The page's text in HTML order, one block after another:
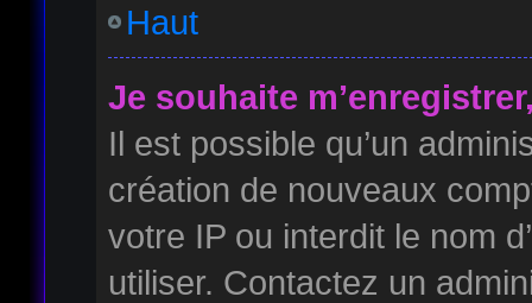
Haut
Je souhaite
Il est possible qu’un
création de nouveaux
votre IP ou interdit le nom
utiliser. Contactez un